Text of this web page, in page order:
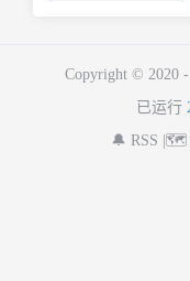
Copyright © 2020 -
已运行
🔔 RSS | 🗺️